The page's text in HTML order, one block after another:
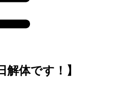
解体です！】